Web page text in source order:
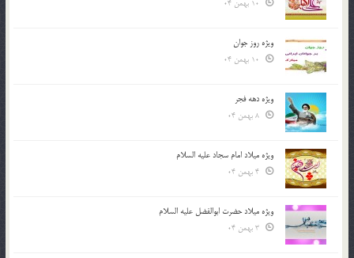
ویژه روز جوان
ویژه دهه فجر
ویژه میلاد امام سجاد علیه السلام
ویژه میلاد حضرت ابوالفضل علیه السلام